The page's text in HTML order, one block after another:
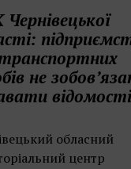
не
обласний
центр